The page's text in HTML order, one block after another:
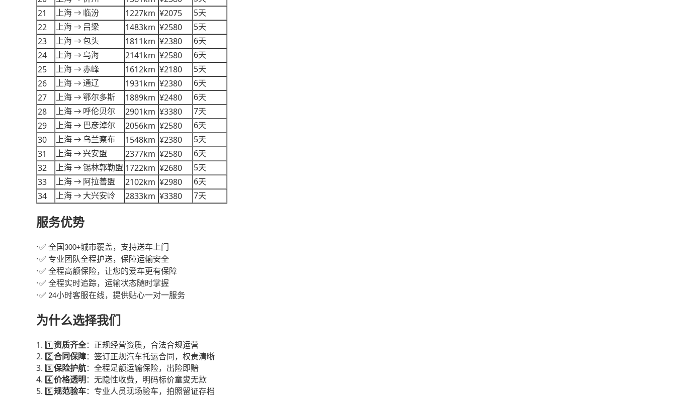
21 上海 → 临汾 1227km ¥2075 5天
22 上海 → 吕梁 1483km ¥2580 5天
23 上海 → 包头 1811km ¥2380 6天
24 上海 → 乌海 2141km ¥2580 6天
25 上海 → 赤峰 1612km ¥2180 5天
26 上海 → 通辽 1931km ¥2380 6天
27 上海 → 鄂尔多斯 1889km ¥2480 6天
28 上海 → 呼伦贝尔 2901km ¥3380 7天
29 上海 → 巴彦淖尔 2056km ¥2580 6天
30 上海 → 乌兰察布 1548km ¥2380 5天
31 上海 → 兴安盟 2377km ¥2580 6天
32 上海 → 锡林郭勒盟 1722km ¥2680 5天
33 上海 → 阿拉善盟 2102km ¥2980 6天
34 上海 → 大兴安岭 2833km ¥3380 7天
服务优势
·✅ 全国 300+城市覆盖，支持送车上门
·✅ 专业团队全程护送，保障运输安全
·✅ 全程高额保险，让您的爱车更有保障
·✅ 全程实时追踪，运输状态随时掌握
·✅ 24小时客服在线，提供贴心一对一服务
为什么选择我们
1. 1️⃣资质齐全：正规经营资质，合法合规运营
2. 2️⃣合同保障：签订正规汽车托运合同，权责清晰
3. 3️⃣保险护航：全程足额运输保险，出险即赔
4. 4️⃣价格透明 ：无隐性收费，明码标价童叟无欺
5. 5️⃣规范验车：专业人员现场验车，拍照留证存档